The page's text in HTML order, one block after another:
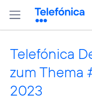
Telefónica
zum Thema
2023